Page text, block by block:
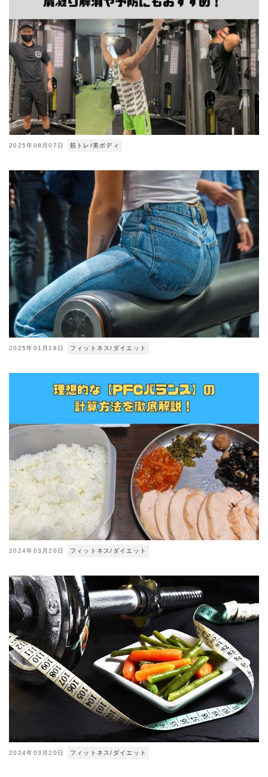
2025年08月07日 筋トレ/美ボディ
2025年01月18日 フィットネス/ダイエット
2024年03月20日 フィットネス/ダイエット
2024年03月20日 フィットネス/ダイエット